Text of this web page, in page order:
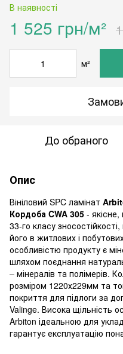
В наявності
1 525 грн/м²
м²
До обраного
Опис
Вініловий SPC ламінат
Кордоба CWA 305 -
33-го класу
його в житлових і
особливістю продукту є
шляхом поєднання
– мінералів та полімерів.
розміром 1220х229мм та
покриття для підлоги за
Valinge. Висока щільність
Arbiton ідеальною для
гарантує